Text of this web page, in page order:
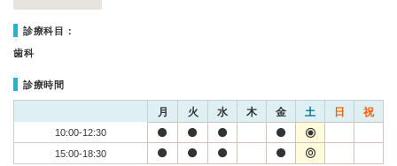
診療科目：
歯科
診療時間
月 火 水 木 金 土 日 祝
10:00-12:30
15:00-18:30